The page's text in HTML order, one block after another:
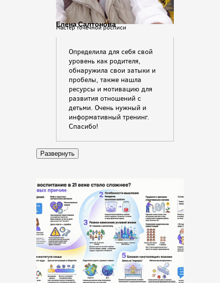
Елена Салтонова
Мастер точечной росписи
Определила для себя свой
уровень как родителя,
обнаружила свои затыки и
пробелы, также нашла
ресурсы и мотивацию для
развития отношений с
детьми. Очень нужный и
информативный тренинг.
Спасибо!
Развернуть